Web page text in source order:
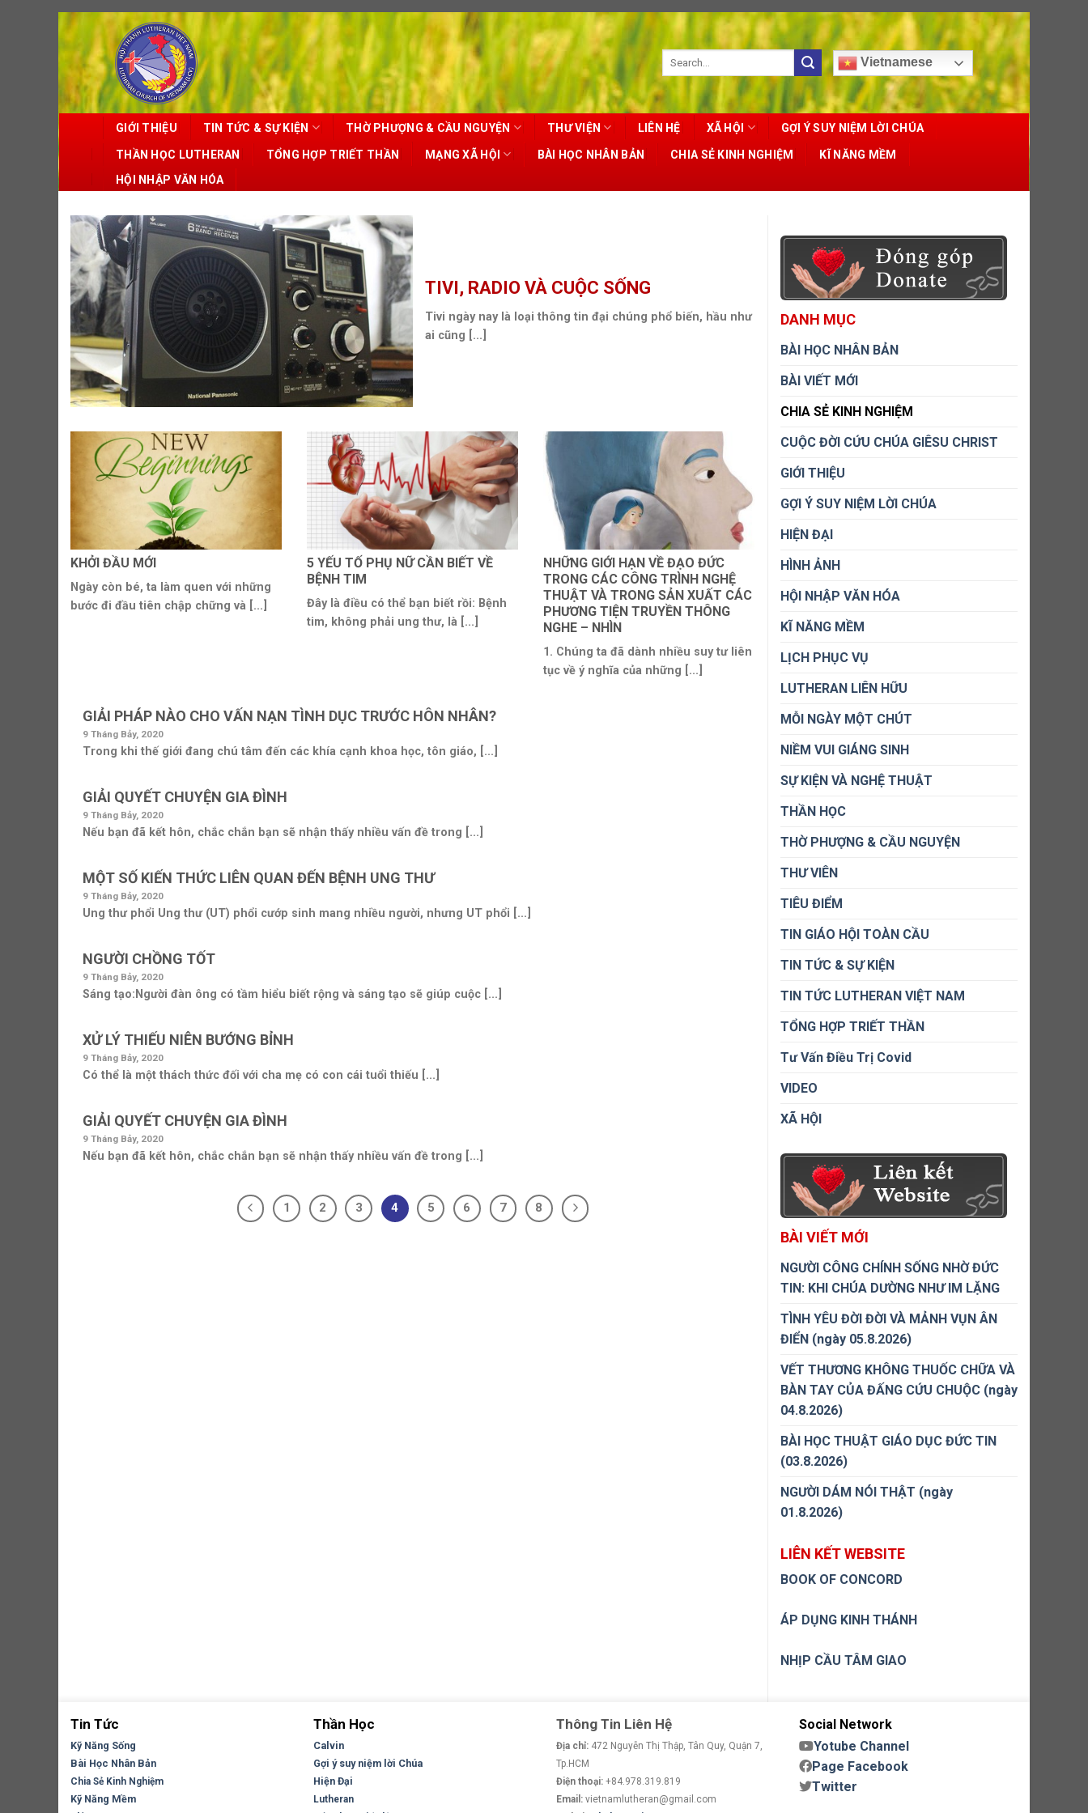
Skip
to
content
Vietnamese
GIỚI THIỆU TIN TỨC & SỰ KIỆN THỜ PHƯỢNG & CẦU NGUYỆN THƯ VIỆN LIÊN HỆ XÃ HỘI GỢI Ý SUY NIỆM LỜI CHÚA
THẦN HỌC LUTHERAN TỔNG HỢP TRIẾT THẦN MẠNG XÃ HỘI BÀI HỌC NHÂN BẢN CHIA SẺ KINH NGHIỆM
KĨ NĂNG MỀM
HỘI NHẬP VĂN HÓA
TIVI, RADIO VÀ CUỘC SỐNG
Tivi ngày nay là loại thông tin đại chúng phổ biến, hầu như
ai cũng [...]
KHỞI ĐẦU MỚI
Ngày còn bé, ta làm quen với những
bước đi đầu tiên chập chững và [...]
5 YẾU TỐ PHỤ NỮ CẦN BIẾT VỀ
BỆNH TIM
Đây là điều có thể bạn biết rồi: Bệnh
tim, không phải ung thư, là [...]
NHỮNG GIỚI HẠN VỀ ĐẠO ĐỨC
TRONG CÁC CÔNG TRÌNH NGHỆ
THUẬT VÀ TRONG SẢN XUẤT CÁC
PHƯƠNG TIỆN TRUYỀN THÔNG
NGHE – NHÌN
1. Chúng ta đã dành nhiều suy tư liên
tục về ý nghĩa của những [...]
GIẢI PHÁP NÀO CHO VẤN NẠN TÌNH DỤC TRƯỚC HÔN NHÂN?
9 Tháng Bảy, 2020
Trong khi thế giới đang chú tâm đến các khía cạnh khoa học, tôn giáo, [...]
GIẢI QUYẾT CHUYỆN GIA ĐÌNH
9 Tháng Bảy, 2020
Nếu bạn đã kết hôn, chắc chắn bạn sẽ nhận thấy nhiều vấn đề trong [...]
MỘT SỐ KIẾN THỨC LIÊN QUAN ĐẾN BỆNH UNG THƯ
9 Tháng Bảy, 2020
Ung thư phổi Ung thư (UT) phổi cướp sinh mang nhiều người, nhưng UT phổi [...]
NGƯỜI CHỒNG TỐT
9 Tháng Bảy, 2020
Sáng tạo:Người đàn ông có tầm hiểu biết rộng và sáng tạo sẽ giúp cuộc [...]
XỬ LÝ THIẾU NIÊN BƯỚNG BỈNH
9 Tháng Bảy, 2020
Có thể là một thách thức đối với cha mẹ có con cái tuổi thiếu [...]
GIẢI QUYẾT CHUYỆN GIA ĐÌNH
9 Tháng Bảy, 2020
Nếu bạn đã kết hôn, chắc chắn bạn sẽ nhận thấy nhiều vấn đề trong [...]
1 2 3 4 5 6 7 8
DANH MỤC
BÀI HỌC NHÂN BẢN
BÀI VIẾT MỚI
CHIA SẺ KINH NGHIỆM
CUỘC ĐỜI CỨU CHÚA GIÊSU CHRIST
GIỚI THIỆU
GỢI Ý SUY NIỆM LỜI CHÚA
HIỆN ĐẠI
HÌNH ẢNH
HỘI NHẬP VĂN HÓA
KĨ NĂNG MỀM
LỊCH PHỤC VỤ
LUTHERAN LIÊN HỮU
MỖI NGÀY MỘT CHÚT
NIỀM VUI GIÁNG SINH
SỰ KIỆN VÀ NGHỆ THUẬT
THẦN HỌC
THỜ PHƯỢNG & CẦU NGUYỆN
THƯ VIÊN
TIÊU ĐIỂM
TIN GIÁO HỘI TOÀN CẦU
TIN TỨC & SỰ KIỆN
TIN TỨC LUTHERAN VIỆT NAM
TỔNG HỢP TRIẾT THẦN
Tư Vấn Điều Trị Covid
VIDEO
XÃ HỘI
BÀI VIẾT MỚI
NGƯỜI CÔNG CHÍNH SỐNG NHỜ ĐỨC
TIN: KHI CHÚA DƯỜNG NHƯ IM LẶNG
TÌNH YÊU ĐỜI ĐỜI VÀ MẢNH VỤN ÂN
ĐIỂN (ngày 05.8.2026)
VẾT THƯƠNG KHÔNG THUỐC CHỮA VÀ
BÀN TAY CỦA ĐẤNG CỨU CHUỘC (ngày
04.8.2026)
BÀI HỌC THUẬT GIÁO DỤC ĐỨC TIN
(03.8.2026)
NGƯỜI DÁM NÓI THẬT (ngày
01.8.2026)
LIÊN KẾT WEBSITE
BOOK OF CONCORD
ÁP DỤNG KINH THÁNH
NHỊP CẦU TÂM GIAO
Tin Tức
Kỹ Năng Sống
Bài Học Nhân Bản
Chia Sẻ Kinh Nghiệm
Kỹ Năng Mềm
Thần Học
Calvin
Gợi ý suy niệm lời Chúa
Hiện Đại
Lutheran
Thông Tin Liên Hệ
Địa chỉ: 472 Nguyễn Thị Thập, Tân Quy, Quận 7,
Tp.HCM
Điện thoại: +84.978.319.819
Email: vietnamlutheran@gmail.com
Social Network
Yotube Channel
Page Facebook
Twitter